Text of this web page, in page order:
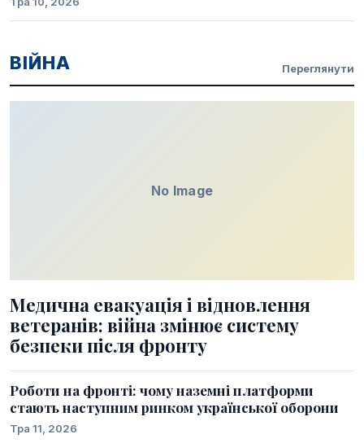
ВІЙНА Переглянути
No Image
Медична евакуація і відновлення
ветеранів: війна змінює систему
безпеки після фронту
Роботи на фронті: чому наземні платформи
стають наступним ринком української оборони
Тра 11, 2026